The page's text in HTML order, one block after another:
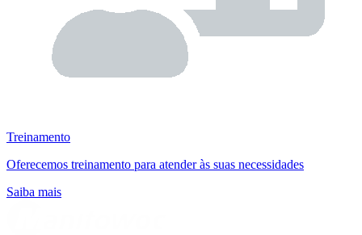
Treinamento
Oferecemos treinamento para atender às suas necessidades
Saiba mais